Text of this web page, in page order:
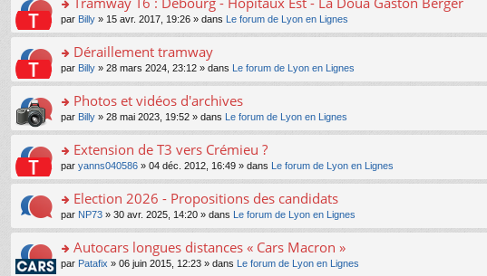
nt
ré
c
e
nt
le
pl
u
s
ré
c
e
nt
n
le
pl
u
s
ré
c
e
nt
a
g
e
n
n
le
pl
u
s
ré
c
e
nt
m
e
s
a
g
e
n
n
le
pl
u
s
ré
c
e
nt
ult
er
le
m
e
s
a
g
e
n
n
le
pl
u
s
ré
c
o
n
s
ult
er
le
m
e
s
a
g
e
n
n
le
pl
par Billy » 15 avr. 2017, 19:26 » dans Le forum de Lyon en Lignes
o
n
s
ult
er
le
m
e
s
a
g
e
n
n
Déraillement tramway
par Billy » 28 mars 2024, 23:12 » dans Le forum de Lyon en Lignes
o
n
s
ult
er
le
m
e
s
a
g
Photos et vidéos d'archives
par Billy » 28 mai 2023, 19:52 » dans Le forum de Lyon en Lignes
o
n
s
ult
er
le
m
e
Extension de T3 vers Crémieu ?
par yanns040586 » 04 déc. 2012, 16:49 » dans Le forum de Lyon en Lignes
o
n
s
ult
er
Election 2026 - Propositions des candidats
par NP73 » 30 avr. 2025, 14:20 » dans Le forum de Lyon en Lignes
o
Autocars longues distances « Cars Macron »
par Patafix » 06 juin 2015, 12:23 » dans Le forum de Lyon en Lignes